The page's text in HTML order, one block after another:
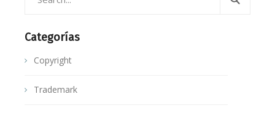
Categorías
Copyright
Trademark